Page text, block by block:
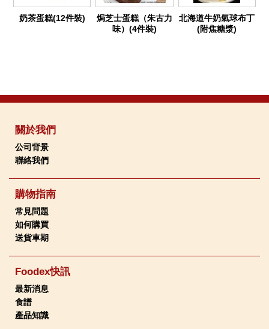
奶茶蛋糕(12件裝)
焗芝士蛋糕（朱古力
味）(4件裝)
北海道牛奶氣球布丁
(附焦糖漿)
關於我們
公司背景
聯絡我們
購物指南
常見問題
如何購買
送貨車期
Foodex快訊
最新消息
食譜
產品知識